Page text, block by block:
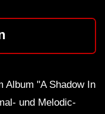
Album "A Shadow In
und Melodic-